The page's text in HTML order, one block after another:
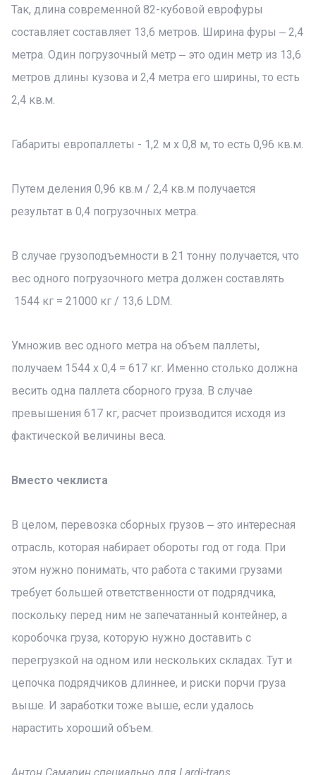
Так, длина современной 82-кубовой еврофуры
составляет составляет 13,6 метров. Ширина фуры ‒ 2,4
метра. Один погрузочный метр ‒ это один метр из 13,6
метров длины кузова и 2,4 метра его ширины, то есть
2,4 кв.м.
Габариты европаллеты - 1,2 м х 0,8 м, то есть 0,96 кв.м.
Путем деления 0,96 кв.м / 2,4 кв.м получается
результат в 0,4 погрузочных метра.
В случае грузоподъемности в 21 тонну получается, что
вес одного погрузочного метра должен составлять
1544 кг = 21000 кг / 13,6 LDM.
Умножив вес одного метра на объем паллеты,
получаем 1544 х 0,4 = 617 кг. Именно столько должна
весить одна паллета сборного груза. В случае
превышения 617 кг, расчет производится исходя из
фактической величины веса.
Вместо чеклиста
В целом, перевозка сборных грузов ‒ это интересная
отрасль, которая набирает обороты год от года. При
этом нужно понимать, что работа с такими грузами
требует большей ответственности от подрядчика,
поскольку перед ним не запечатанный контейнер, а
коробочка груза, которую нужно доставить с
перегрузкой на одном или нескольких складах. Тут и
цепочка подрядчиков длиннее, и риски порчи груза
выше. И заработки тоже выше, если удалось
нарастить хороший объем.